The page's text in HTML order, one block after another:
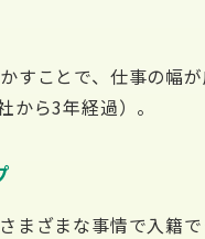
すことで、仕事の幅
から3年経過）。
まざまな事情で入籍